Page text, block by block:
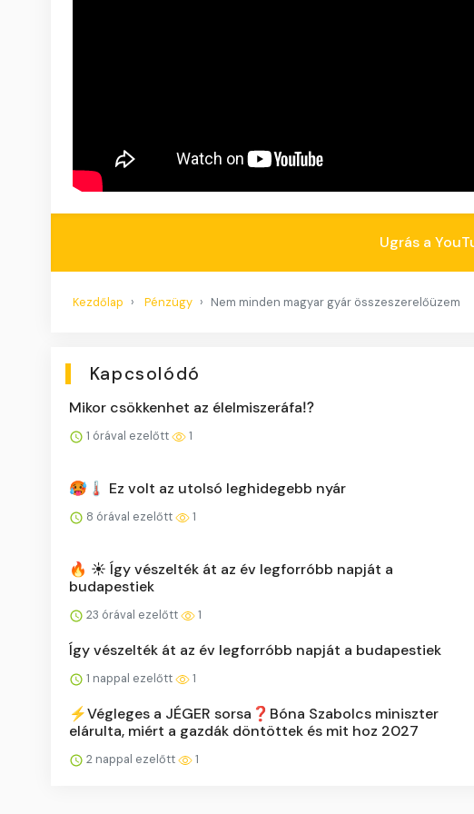
Ugrás a
Kezdőlap Pénzügy Nem minden magyar gyár összeszerelőüzem
Kapcsolódó
Mikor csökkenhet az élelmiszeráfa⁉️
1 órával ezelőtt 1
🥵🌡️ Ez volt az utolsó leghidegebb nyár
8 órával ezelőtt 1
🔥 ☀️ Így vészelték át az év legforróbb napját a
budapestiek
23 órával ezelőtt 1
Így vészelték át az év legforróbb napját a budapestiek
1 nappal ezelőtt 1
⚡️Végleges a JÉGER sorsa❓Bóna Szabolcs miniszter
elárulta, miért a gazdák döntöttek és mit hoz 2027
2 nappal ezelőtt 1